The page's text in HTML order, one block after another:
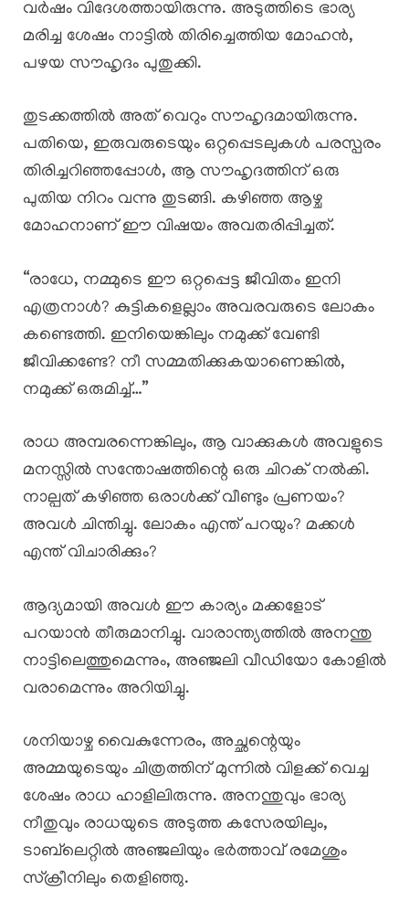
വർഷം വിദേശത്തായിരുന്നു. അടുത്തിടെ ഭാര്യ
മരിച്ച ശേഷം നാട്ടിൽ തിരിച്ചെത്തിയ മോഹൻ,
പഴയ സൗഹൃദം പുതുക്കി.
തുടക്കത്തിൽ അത് വെറും സൗഹൃദമായിരുന്നു.
പതിയെ, ഇരുവരുടെയും ഒറ്റപ്പെടലുകൾ പരസ്പരം
തിരിച്ചറിഞ്ഞപ്പോൾ, ആ സൗഹൃദത്തിന് ഒരു
പുതിയ നിറം വന്നു തുടങ്ങി. കഴിഞ്ഞ ആഴ്ച
മോഹനാണ് ഈ വിഷയം അവതരിപ്പിച്ചത്.
“രാധേ, നമ്മുടെ ഈ ഒറ്റപ്പെട്ട ജീവിതം ഇനി
എത്രനാൾ? കുട്ടികളെല്ലാം അവരവരുടെ ലോകം
കണ്ടെത്തി. ഇനിയെങ്കിലും നമുക്ക് വേണ്ടി
ജീവിക്കണ്ടേ? നീ സമ്മതിക്കുകയാണെങ്കിൽ,
നമുക്ക് ഒരുമിച്ച്…”
രാധ അമ്പരന്നെങ്കിലും, ആ വാക്കുകൾ അവളുടെ
മനസ്സിൽ സന്തോഷത്തിന്റെ ഒരു ചിറക് നൽകി.
നാല്പത് കഴിഞ്ഞ ഒരാൾക്ക് വീണ്ടും പ്രണയം?
അവൾ ചിന്തിച്ചു. ലോകം എന്ത് പറയും? മക്കൾ
എന്ത് വിചാരിക്കും?
ആദ്യമായി അവൾ ഈ കാര്യം മക്കളോട്
പറയാൻ തീരുമാനിച്ചു. വാരാന്ത്യത്തിൽ അനന്തു
നാട്ടിലെത്തുമെന്നും, അഞ്ജലി വീഡിയോ കോളിൽ
വരാമെന്നും അറിയിച്ചു.
ശനിയാഴ്ച വൈകുന്നേരം, അച്ഛന്റെയും
അമ്മയുടെയും ചിത്രത്തിന് മുന്നിൽ വിളക്ക് വെച്ച
ശേഷം രാധ ഹാളിലിരുന്നു. അനന്തുവും ഭാര്യ
നീതുവും രാധയുടെ അടുത്ത കസേരയിലും,
ടാബ്‌ലെറ്റിൽ അഞ്ജലിയും ഭർത്താവ് രമേശും
സ്‌ക്രീനിലും തെളിഞ്ഞു.